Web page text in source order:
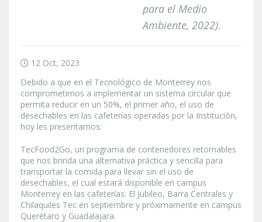
para el Medio
Ambiente, 2022).
12 Oct, 2023
Debido a que en el Tecnológico de Monterrey nos
comprometimos a implementar un sistema circular que
permita reducir en un 50%, el primer año, el uso de
desechables en las cafeterías operadas por la Institución,
hoy les presentamos:
TecFood2Go, un programa de contenedores retornables
que nos brinda una alternativa práctica y sencilla para
transportar la comida para llevar sin el uso de
desechables, el cual estará disponible en campus
Monterrey en las cafeterías: El Jubileo, Barra Centrales y
Chilaquiles Tec en septiembre y próximamente en campus
Querétaro y Guadalajara.